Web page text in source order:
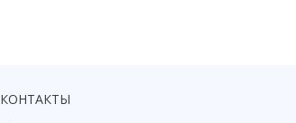
КОНТАКТЫ